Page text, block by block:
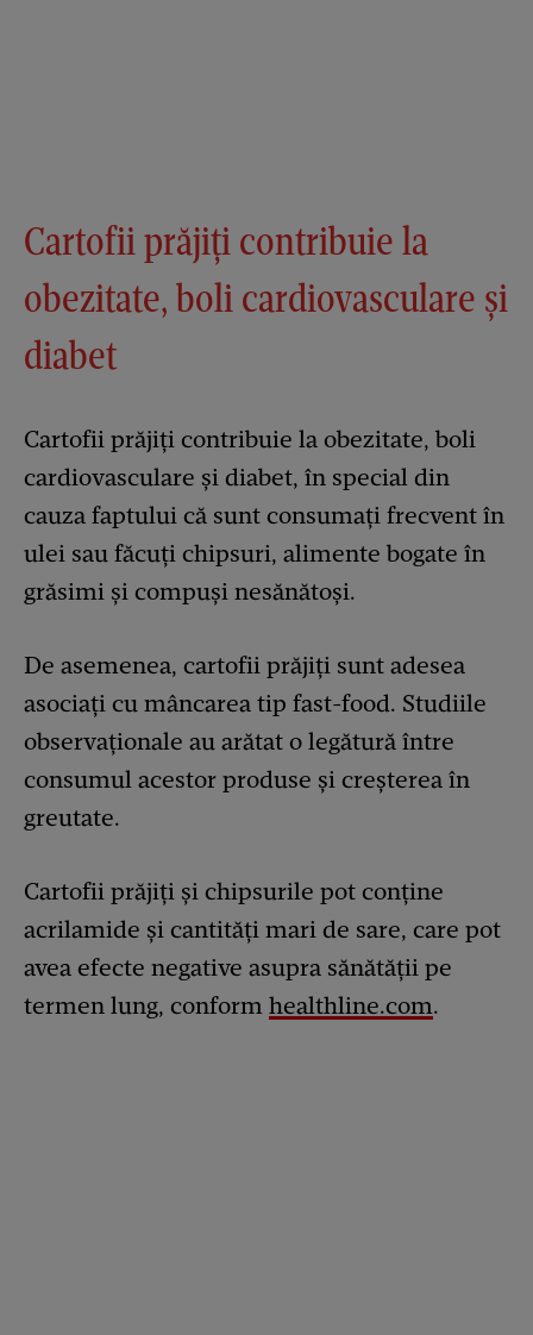
Cartofii prăjiți contribuie la
obezitate, boli cardiovasculare și
diabet
Cartofii prăjiți contribuie la obezitate, boli
cardiovasculare și diabet, în special din
cauza faptului că sunt consumați frecvent în
ulei sau făcuți chipsuri, alimente bogate în
grăsimi și compuși nesănătoși.
De asemenea, cartofii prăjiți sunt adesea
asociați cu mâncarea tip fast-food. Studiile
observaționale au arătat o legătură între
consumul acestor produse și creșterea în
greutate.
Cartofii prăjiți și chipsurile pot conține
acrilamide și cantități mari de sare, care pot
avea efecte negative asupra sănătății pe
termen lung, conform healthline.com.